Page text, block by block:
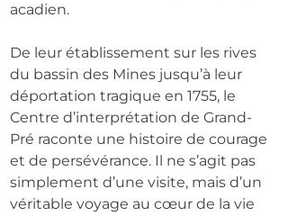
acadien.
De leur établissement sur les rives
du bassin des Mines jusqu’à leur
déportation tragique en 1755, le
Centre d’interprétation de Grand-
Pré raconte une histoire de courage
et de persévérance. Il ne s’agit pas
simplement d’une visite, mais d’un
véritable voyage au cœur de la vie